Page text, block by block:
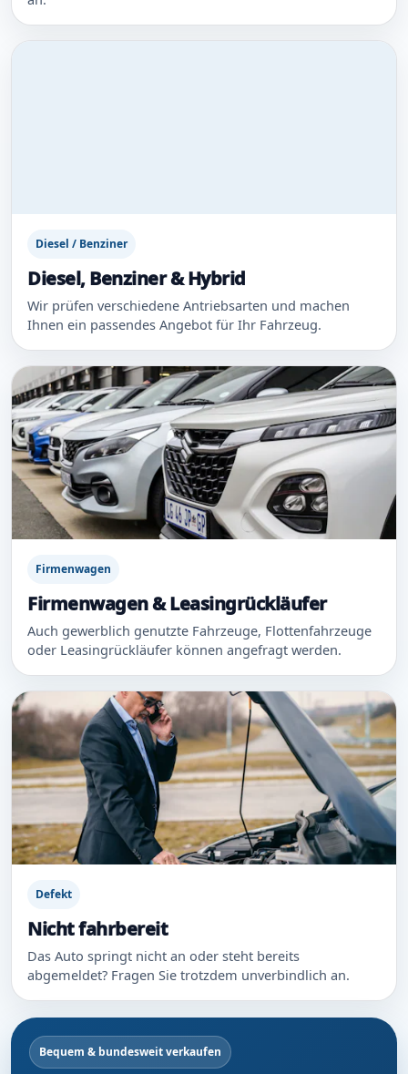
Diesel / Benziner
Diesel, Benziner & Hybrid
Wir prüfen verschiedene Antriebsarten und machen
Ihnen ein passendes Angebot für Ihr Fahrzeug.
Firmenwagen
Firmenwagen & Leasingrückläufer
Auch gewerblich genutzte Fahrzeuge, Flottenfahrzeuge
oder Leasingrückläufer können angefragt werden.
Defekt
Nicht fahrbereit
Das Auto springt nicht an oder steht bereits
abgemeldet? Fragen Sie trotzdem unverbindlich an.
Bequem & bundesweit verkaufen